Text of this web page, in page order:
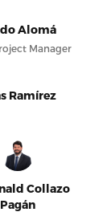
Alomá
Manager
Ramírez
Collazo
Pagán